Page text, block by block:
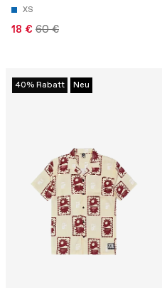
XS
18 € 60 €
40% Rabatt Neu